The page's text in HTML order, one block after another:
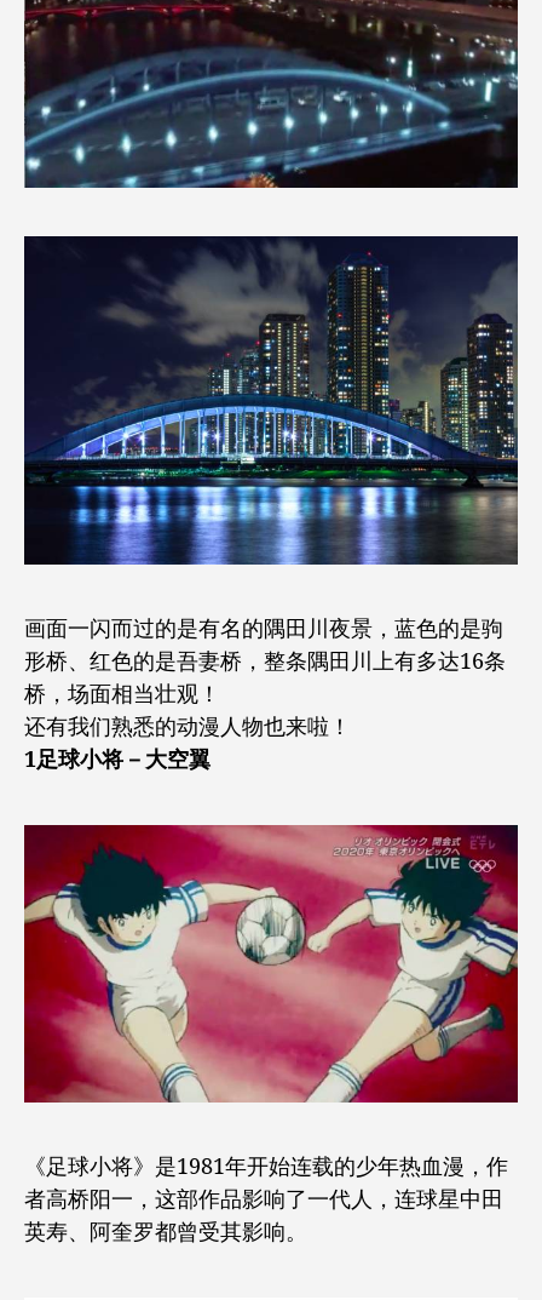
画面一闪而过的是有名的隅田川夜景，蓝色的是驹
形桥、红色的是吾妻桥，整条隅田川上有多达16条
桥，场面相当壮观！
还有我们熟悉的动漫人物也来啦！
1足球小将－大空翼
《足球小将》是1981年开始连载的少年热血漫，作
者高桥阳一，这部作品影响了一代人，连球星中田
英寿、阿奎罗都曾受其影响。